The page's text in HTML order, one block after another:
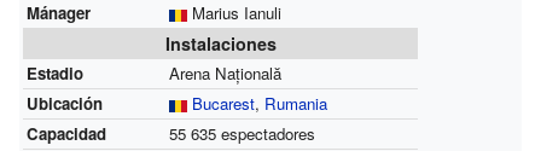
Mánager
Marius Ianuli
Instalaciones
Estadio
Arena Națională
Ubicación
Bucarest, Rumania
Capacidad
55 635 espectadores